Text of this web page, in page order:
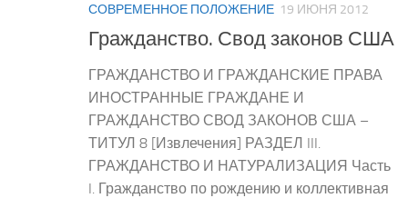
СОВРЕМЕННОЕ ПОЛОЖЕНИЕ 19 ИЮНЯ 2012
Гражданство. Свод законов США
ГРАЖДАНСТВО И ГРАЖДАНСКИЕ ПРАВА
ИНОСТРАННЫЕ ГРАЖДАНЕ И
ГРАЖДАНСТВО СВОД ЗАКОНОВ США –
ТИТУЛ 8 [Извлечения] РАЗДЕЛ III.
ГРАЖДАНСТВО И НАТУРАЛИЗАЦИЯ Часть
I. Гражданство по рождению и коллективная